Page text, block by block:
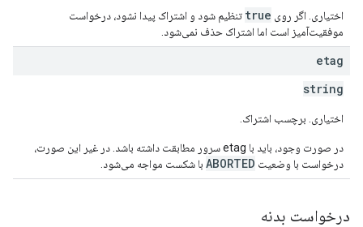
اختیاری. اگر روی true تنظیم شود و اشتراک پیدا نشود، درخواست
موفقیت‌آمیز است اما اشتراک حذف نمی‌شود.
etag
string
اختیاری. برچسب اشتراک.
در صورت وجود، باید با etag سرور مطابقت داشته باشد. در غیر این صورت،
درخواست با وضعیت ABORTED با شکست مواجه می‌شود.
درخواست بدنه